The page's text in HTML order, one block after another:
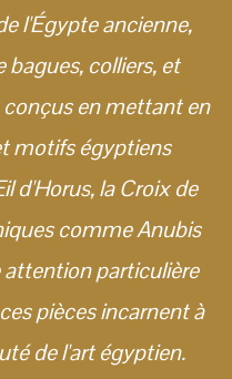
l'Égypte ancienne,
colliers, et
en mettant en
motifs égyptiens
d'Horus, la Croix de
comme Anubis
attention particulière
pièces incarnent à
de l'art égyptien.